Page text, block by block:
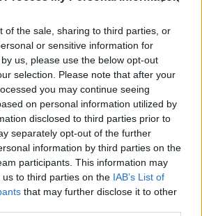
of the sale, sharing to third parties, or
or sensitive information for
us, please use the below opt-out
selection. Please note that after your
you may continue seeing
on personal information utilized by
disclosed to third parties prior to
separately opt-out of the further
information by third parties on the
participants. This information may
to third parties on the IAB’s List of
that may further disclose it to other